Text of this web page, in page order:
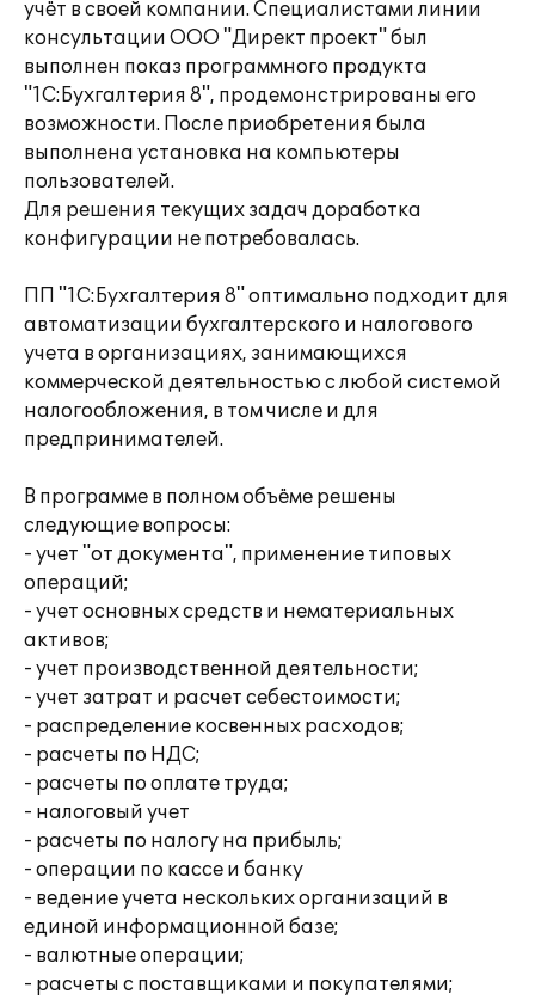
учёт в своей компании. Специалистами линии
консультации ООО "Директ проект" был
выполнен показ программного продукта
"1С:Бухгалтерия 8", продемонстрированы его
возможности. После приобретения была
выполнена установка на компьютеры
пользователей.
Для решения текущих задач доработка
конфигурации не потребовалась.
ПП "1C:Бухгалтерия 8" оптимально подходит для
автоматизации бухгалтерского и налогового
учета в организациях, занимающихся
коммерческой деятельностью с любой системой
налогообложения, в том числе и для
предпринимателей.
В программе в полном объёме решены
следующие вопросы:
- учет "от документа", применение типовых
операций;
- учет основных средств и нематериальных
активов;
- учет производственной деятельности;
- учет затрат и расчет себестоимости;
- распределение косвенных расходов;
- расчеты по НДС;
- расчеты по оплате труда;
- налоговый учет
- расчеты по налогу на прибыль;
- операции по кассе и банку
- ведение учета нескольких организаций в
единой информационной базе;
- валютные операции;
- расчеты с поставщиками и покупателями;